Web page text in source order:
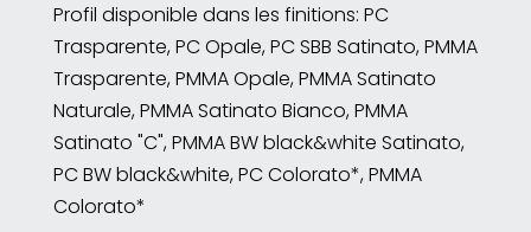
Profil disponible dans les finitions: PC
Trasparente, PC Opale, PC SBB Satinato, PMMA
Trasparente, PMMA Opale, PMMA Satinato
Naturale, PMMA Satinato Bianco, PMMA
Satinato "C", PMMA BW black&white Satinato,
PC BW black&white, PC Colorato*, PMMA
Colorato*